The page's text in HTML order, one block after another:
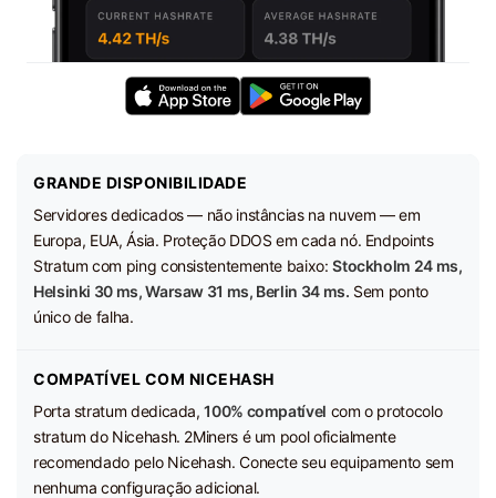
GRANDE DISPONIBILIDADE
Servidores dedicados — não instâncias na nuvem — em
Europa, EUA, Ásia. Proteção DDOS em cada nó. Endpoints
Stratum com ping consistentemente baixo:Stockholm 24 ms,
Helsinki 30 ms, Warsaw 31 ms, Berlin 34 ms. Sem ponto
único de falha.
COMPATÍVEL COM NICEHASH
Porta stratum dedicada,100% compatível com o protocolo
stratum do Nicehash. 2Miners é um pool oficialmente
recomendado pelo Nicehash. Conecte seu equipamento sem
nenhuma configuração adicional.